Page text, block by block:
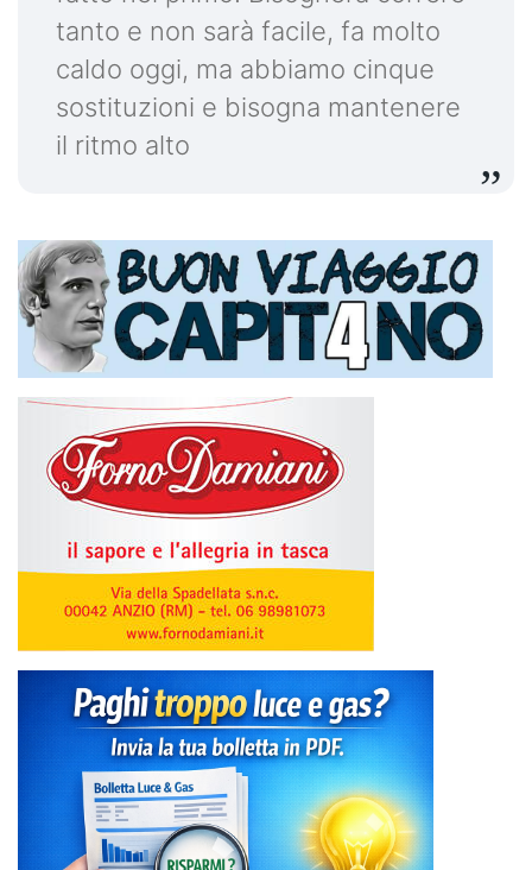
tanto e non sarà facile, fa molto
caldo oggi, ma abbiamo cinque
sostituzioni e bisogna mantenere
il ritmo alto